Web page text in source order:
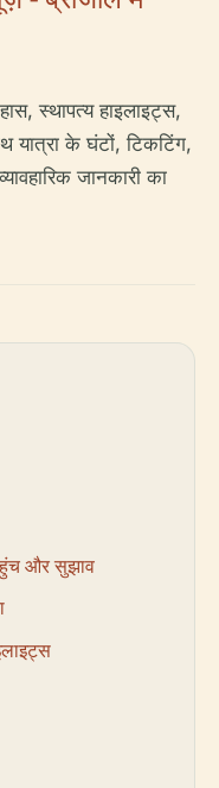
स्थापत्य हाइलाइट्स,
यात्रा के घंटों, टिकटिंग,
जानकारी का
और सुझाव